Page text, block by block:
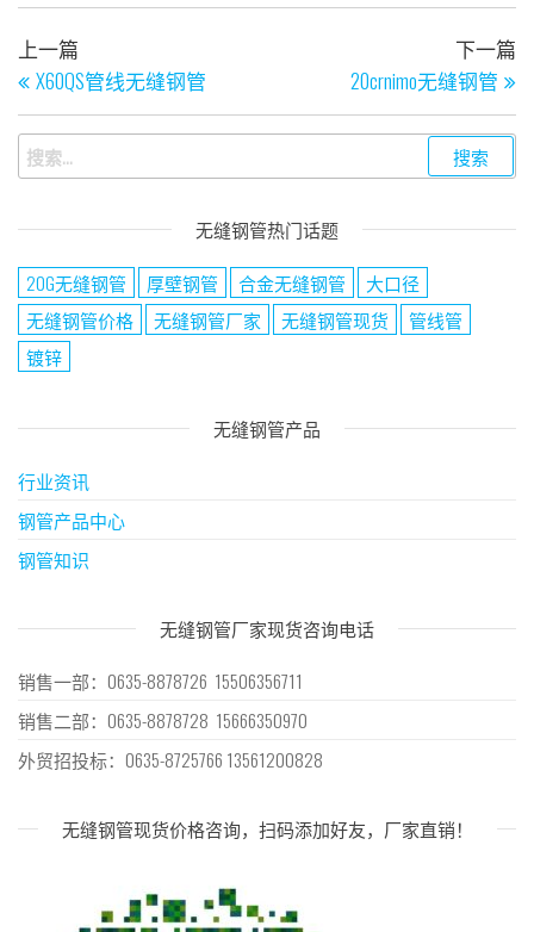
上一篇
X60QS管线无缝钢管
下一篇
20crnimo无缝钢管
无缝钢管热门话题
20G无缝钢管 厚壁钢管 合金无缝钢管
大口径
无缝钢管价格
无缝钢管厂家 无缝钢管现货
管线管
镀锌
无缝钢管产品
行业资讯
钢管产品中心
钢管知识
无缝钢管厂家现货咨询电话
销售一部：0635-8878726 15506356711
销售二部：0635-8878728 15666350970
外贸招投标：0635-8725766 13561200828
无缝钢管现货价格咨询，扫码添加好友，厂家直销！